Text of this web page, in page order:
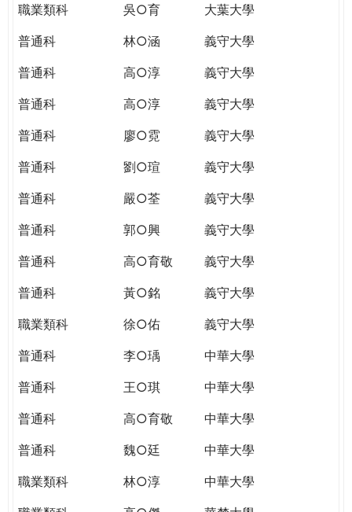
職業類科
吳○育
大葉大學
普通科
林○涵
義守大學
普通科
高○淳
義守大學
普通科
高○淳
義守大學
普通科
廖○霓
義守大學
普通科
劉○瑄
義守大學
普通科
嚴○荃
義守大學
普通科
郭○興
義守大學
普通科
高○育敬
義守大學
普通科
黃○銘
義守大學
職業類科
徐○佑
義守大學
普通科
李○瑀
中華大學
普通科
王○琪
中華大學
普通科
高○育敬
中華大學
普通科
魏○廷
中華大學
職業類科
林○淳
中華大學